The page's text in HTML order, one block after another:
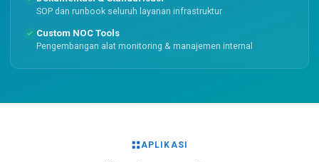
SOP dan runbook seluruh layanan infrastruktur
Custom NOC Tools
Pengembangan alat monitoring & manajemen internal
APLIKASI